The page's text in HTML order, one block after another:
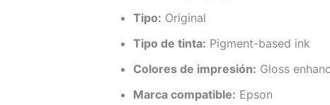
Tipo: Original
Tipo de tinta: Pigment-based ink
Colores de impresión: Gloss
Marca compatible: Epson